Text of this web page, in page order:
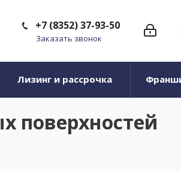
+7 (8352) 37-93-50
Заказать звонок
Лизинг и рассрочка
поверхностей